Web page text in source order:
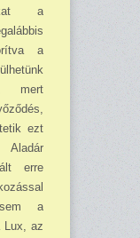
a
a
mert
ezt
erre
a
Lux, az